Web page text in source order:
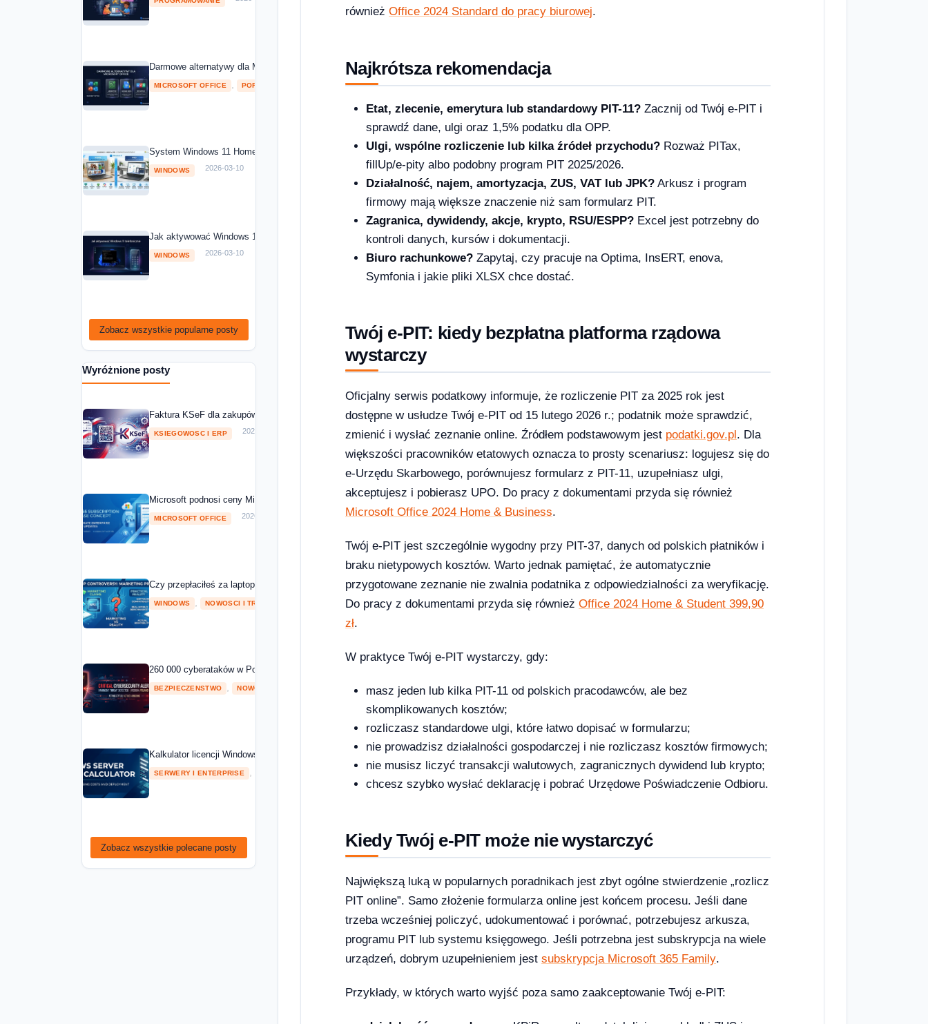
Darmowe alternatywy dla Microsoft Office — porównanie 6 pakietów w 2026
MICROSOFT OFFICE POROWNANIA I RANKINGI 2026-03-10
System Windows 11 Home vs Windows 11 Pro – porównanie wersji systemów operacyjny
WINDOWS 2026-03-10
Jak aktywować Windows 11 telefonicznie — aktywacja przez telefon krok po kroku [2026]
WINDOWS 2026-03-10
Zobacz wszystkie popularne posty
Wyróżnione posty
Faktura KSeF dla zakupów Microsoft 2026 — co musi wiedzieć dział IT i księgowość
KSIEGOWOSC I ERP 2026-05-01
Microsoft podnosi ceny Microsoft 365 o 13-33% od lipca 2026 — co to oznacza dla Twojej firmy?
MICROSOFT OFFICE 2026-04-08
Czy przepłaciłeś za laptopa z NPU? Microsoft zmienił reguły — producenci i użytkownicy na lodzie
WINDOWS NOWOSCI I TRENDY
260 000 cyberataków w Polsce w 2025 roku — a 71% małych firm wciąż twierdzi, że to ich nie dotyczy
BEZPIECZENSTWO NOWOSCI I TRENDY
Kalkulator licencji Windows Server — oblicz ile potrzebujesz [2026]
SERWERY I ENTERPRISE
Zobacz wszystkie polecane posty
również Office 2024 Standard do pracy biurowej.
Najkrótsza rekomendacja
Etat, zlecenie, emerytura lub standardowy PIT-11? Zacznij od Twój e-PIT i
sprawdź dane, ulgi oraz 1,5% podatku dla OPP.
Ulgi, wspólne rozliczenie lub kilka źródeł przychodu? Rozważ PITax,
fillUp/e-pity albo podobny program PIT 2025/2026.
Działalność, najem, amortyzacja, ZUS, VAT lub JPK? Arkusz i program
firmowy mają większe znaczenie niż sam formularz PIT.
Zagranica, dywidendy, akcje, krypto, RSU/ESPP? Excel jest potrzebny do
kontroli danych, kursów i dokumentacji.
Biuro rachunkowe? Zapytaj, czy pracuje na Optima, InsERT, enova,
Symfonia i jakie pliki XLSX chce dostać.
Twój e-PIT: kiedy bezpłatna platforma rządowa
wystarczy
Oficjalny serwis podatkowy informuje, że rozliczenie PIT za 2025 rok jest
dostępne w usłudze Twój e-PIT od 15 lutego 2026 r.; podatnik może sprawdzić,
zmienić i wysłać zeznanie online. Źródłem podstawowym jest podatki.gov.pl. Dla
większości pracowników etatowych oznacza to prosty scenariusz: logujesz się do
e-Urzędu Skarbowego, porównujesz formularz z PIT-11, uzupełniasz ulgi,
akceptujesz i pobierasz UPO. Do pracy z dokumentami przyda się również
Microsoft Office 2024 Home & Business.
Twój e-PIT jest szczególnie wygodny przy PIT-37, danych od polskich płatników i
braku nietypowych kosztów. Warto jednak pamiętać, że automatycznie
przygotowane zeznanie nie zwalnia podatnika z odpowiedzialności za weryfikację.
Do pracy z dokumentami przyda się również Office 2024 Home & Student 399,90
zł.
W praktyce Twój e-PIT wystarczy, gdy:
masz jeden lub kilka PIT-11 od polskich pracodawców, ale bez
skomplikowanych kosztów;
rozliczasz standardowe ulgi, które łatwo dopisać w formularzu;
nie prowadzisz działalności gospodarczej i nie rozliczasz kosztów firmowych;
nie musisz liczyć transakcji walutowych, zagranicznych dywidend lub krypto;
chcesz szybko wysłać deklarację i pobrać Urzędowe Poświadczenie Odbioru.
Kiedy Twój e-PIT może nie wystarczyć
Największą luką w popularnych poradnikach jest zbyt ogólne stwierdzenie „rozlicz
PIT online”. Samo złożenie formularza online jest końcem procesu. Jeśli dane
trzeba wcześniej policzyć, udokumentować i porównać, potrzebujesz arkusza,
programu PIT lub systemu księgowego. Jeśli potrzebna jest subskrypcja na wiele
urządzeń, dobrym uzupełnieniem jest subskrypcja Microsoft 365 Family.
Przykłady, w których warto wyjść poza samo zaakceptowanie Twój e-PIT: